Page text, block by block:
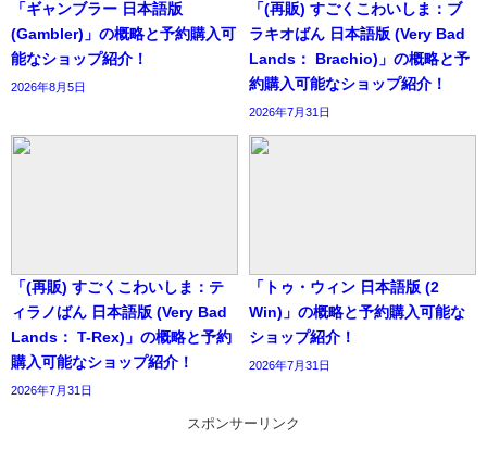
「ギャンブラー 日本語版
(Gambler)」の概略と予約購入可
能なショップ紹介！
2026年8月5日
「(再販) すごくこわいしま：ブ
ラキオばん 日本語版 (Very Bad
Lands： Brachio)」の概略と予
約購入可能なショップ紹介！
2026年7月31日
「(再販) すごくこわいしま：テ
ィラノばん 日本語版 (Very Bad
Lands： T-Rex)」の概略と予約
購入可能なショップ紹介！
2026年7月31日
「トゥ・ウィン 日本語版 (2
Win)」の概略と予約購入可能な
ショップ紹介！
2026年7月31日
スポンサーリンク